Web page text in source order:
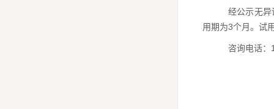
经公示无异
用期为3个月。试
咨询电话